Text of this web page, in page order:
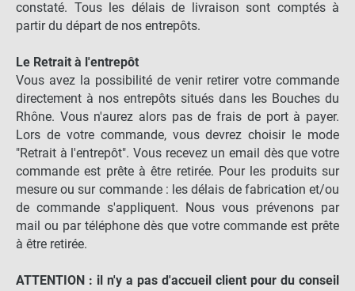
constaté. Tous les délais de livraison sont comptés à
partir du départ de nos entrepôts.
Le Retrait à l'entrepôt
Vous avez la possibilité de venir retirer votre commande
directement à nos entrepôts situés dans les Bouches du
Rhône. Vous n'aurez alors pas de frais de port à payer.
Lors de votre commande, vous devrez choisir le mode
"Retrait à l'entrepôt". Vous recevez un email dès que votre
commande est prête à être retirée. Pour les produits sur
mesure ou sur commande : les délais de fabrication et/ou
de commande s'appliquent. Nous vous prévenons par
mail ou par téléphone dès que votre commande est prête
à être retirée.
ATTENTION : il n'y a pas d'accueil client pour du conseil